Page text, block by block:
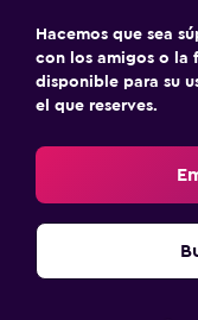
Hacemos que sea
con los amigos o la
disponible para su
el que reserves.